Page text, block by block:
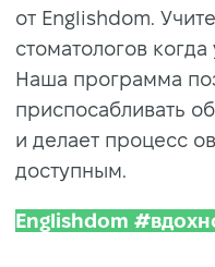
от Englishdom.
стоматологов
Наша программа
приспосабливать
и делает процесс
доступным.
Englishdom